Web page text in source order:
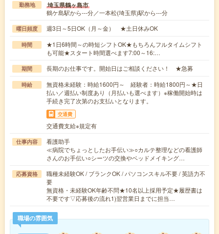
勤務地 埼玉県鶴ヶ島市
鶴ケ島駅から---分／一本松(埼玉県)駅から---分
曜日頻度 週3日～5日OK（月～金） ★土日休みOK
時間
★1日6時間～の時短シフトOK★もちろんフルタイムシフト
も可能★スタート時間選べます7:00～16:…
期間 長期のお仕事です。開始日はご相談ください！ ★急募
時給
無資格未経験：時給1600円～ 経験者：時給1800円～★日
払い／週払い制度あり（月払いも選べます）※稼働開始時は
手続き完了次第のお支払いとなります。
交通費
交通費支給※規定有
仕事内容
看護助手
≪病院でちょっとしたお手伝い≫○カルテ整理などの看護師
さんのお手伝い○シーツの交換やベッドメイキング…
応募資格
職種未経験OK / ブランクOK / パソコンスキル不要 / 英語力不
要
無資格・未経験OK年齢不問★10名以上採用予定★履歴書は
不要です▽応募後の流れ1)翌営業日までに担当…
職場の雰囲気